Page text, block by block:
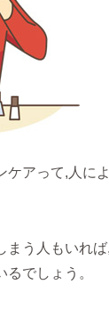
ケアって,人に
まう人もいれ
でしょう。